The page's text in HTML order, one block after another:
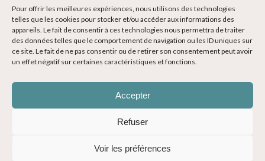
Pour offrir les meilleures expériences, nous utilisons des technologies
telles que les cookies pour stocker et/ou accéder aux informations des
appareils. Le fait de consentir à ces technologies nous permettra de traiter
des données telles que le comportement de navigation ou les ID uniques sur
ce site. Le fait de ne pas consentir ou de retirer son consentement peut avoir
un effet négatif sur certaines caractéristiques et fonctions.
Accepter
Refuser
Voir les préférences
Contact
Devenir Blogueur voyage
Ma Bucket List
© Copyright 2014-2024 - Evasions Gourmandes Blog Voyage - Tous